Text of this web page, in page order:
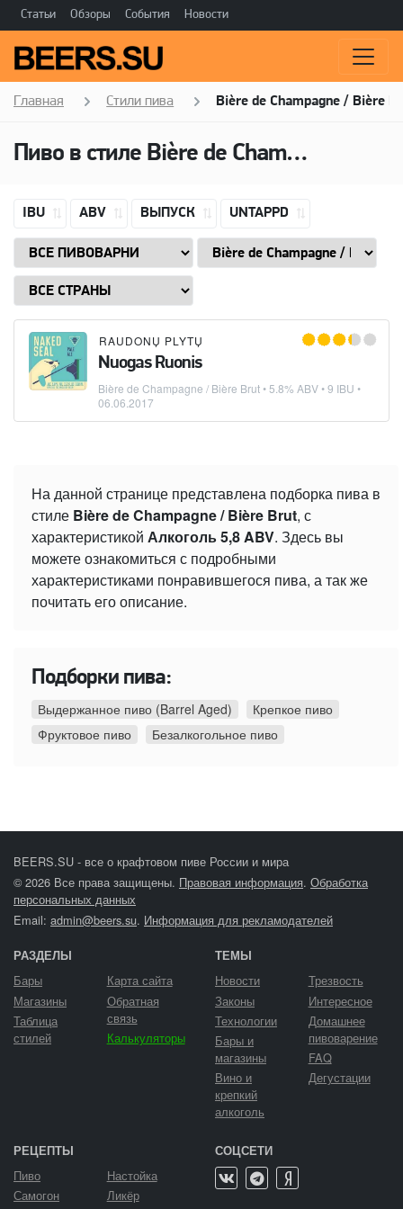
Статьи Обзоры События Новости
Главная Стили пива Bière de Champagne / Bière
Пиво в стиле Bière de Champagne / Bière Brut, Алкоголь: 5,8 ABV
IBU ABV ВЫПУСК UNTAPPD
RAUDONŲ PLYTŲ
Nuogas Ruonis
Bière de Champagne / Bière Brut• 5.8% ABV • 9 IBU •
06.06.2017
На данной странице представлена подборка пива в
стиле Bière de Champagne / Bière Brut, с
характеристикой Алкоголь 5,8 ABV. Здесь вы
можете ознакомиться с подробными
характеристиками понравившегося пива, а так же
почитать его описание.
Подборки пива:
Выдержанное пиво (Barrel Aged)
Крепкое пиво
Фруктовое пиво
Безалкогольное пиво
BEERS.SU - все о крафтовом пиве России и мира
© 2026 Все права защищены. Правовая информация. Обработка
персональных данных
Email: admin@beers.su. Информация для рекламодателей
РАЗДЕЛЫ
Бары
Магазины
Таблица
стилей
Карта сайта
Обратная
связь
Калькуляторы
ТЕМЫ
Новости
Законы
Технологии
Бары и
магазины
Вино и
крепкий
алкоголь
Трезвость
Интересное
Домашнее
пивоварение
FAQ
Дегустации
РЕЦЕПТЫ
Пиво
Самогон
Настойка
Ликёр
СОЦСЕТИ